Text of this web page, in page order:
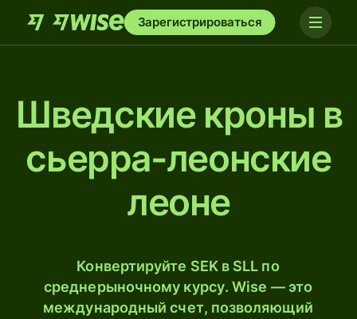
Зарегистрироваться
Шведские кроны в
сьерра-леонские
леоне
Конвертируйте SEK в SLL по
среднерыночному курсу. Wise — это
международный счет, позволяющий